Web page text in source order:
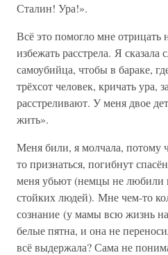
Сталин! Ура!».
Всё это помогло мне отрицать
избежать расстрела. Я сказала
самоубийца, чтобы в бараке,
трёхсот человек, кричать ура,
расстреливают. У меня двое
жить».
Меня били, я молчала, потому
то признаться, погибнут
меня убьют (немцы не любили
стойких людей). Мне чем-то
сознание (у мамы всю жизнь
белые пятна, и она не
всё выдержала? Сама не